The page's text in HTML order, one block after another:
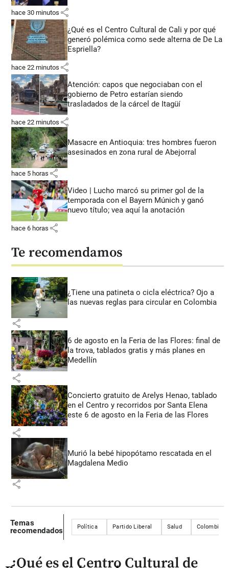
hace 30 minutos share
¿Qué es el Centro Cultural de Cali y por qué
generó polémica como sede alterna de De La
Espriella?
hace 22 minutos share
Atención: capos que negociaban con el
gobierno de Petro estarían siendo
trasladados de la cárcel de Itagüí
hace 22 minutos share
Masacre en Antioquia: tres hombres fueron
asesinados en zona rural de Abejorral
hace 5 horas share
Video | Lucho marcó su primer gol de la
temporada con el Bayern Múnich y ganó
nuevo título; vea aquí la anotación
hace 6 horas share
Te recomendamos
¿Tiene una patineta o cicla eléctrica? Ojo a
las nuevas reglas para circular en Colombia
share
6 de agosto en la Feria de las Flores: final de
la trova, tablados gratis y más planes en
Medellín
share
Concierto gratuito de Arelys Henao, tablado
en el Centro y recorridos por Santa Elena
este 6 de agosto en la Feria de las Flores
share
Murió la bebé hipopótamo rescatada en el
Magdalena Medio
share
Temas
recomendados
Política Partido Liberal Salud Colombia
¿Qué es el Centro Cultural de